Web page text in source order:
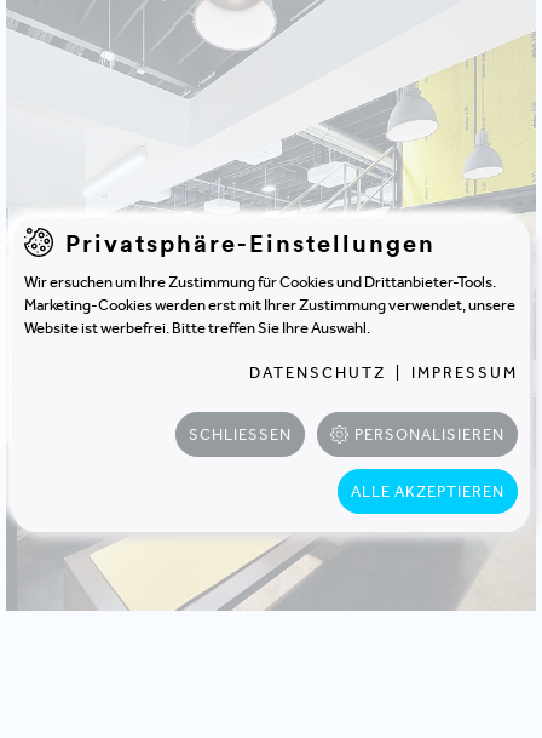
Privatsphäre-Einstellungen
Wir ersuchen um Ihre Zustimmung für Cookies und Drittanbieter-Tools.
Marketing-Cookies werden erst mit Ihrer Zustimmung verwendet, unsere
Website ist werbefrei. Bitte treffen Sie Ihre Auswahl.
DATENSCHUTZ IMPRESSUM
SCHLIESSEN PERSONALISIEREN
ALLE AKZEPTIEREN